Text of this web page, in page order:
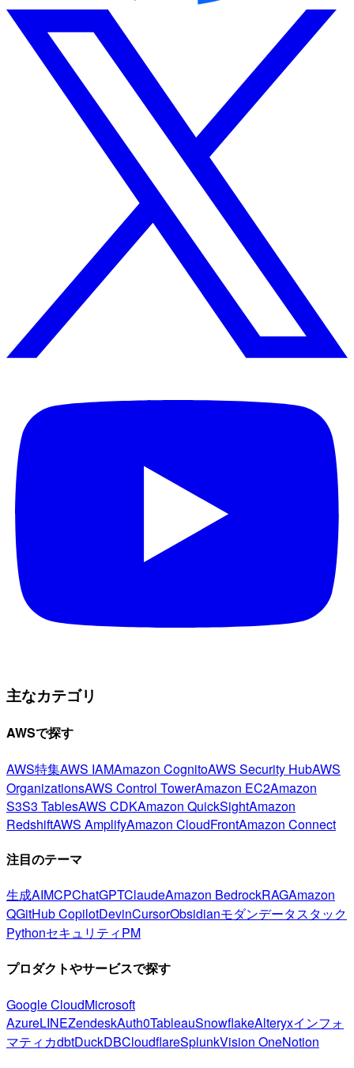
主なカテゴリ
AWSで探す
AWS特集AWS IAMAmazon CognitoAWS Security HubAWS
OrganizationsAWS Control TowerAmazon EC2Amazon
S3S3 TablesAWS CDKAmazon QuickSightAmazon
RedshiftAWS AmplifyAmazon CloudFrontAmazon Connect
注目のテーマ
生成AIMCPChatGPTClaudeAmazon BedrockRAGAmazon
QGitHub CopilotDevinCursorObsidianモダンデータスタック
PythonセキュリティPM
プロダクトやサービスで探す
Google CloudMicrosoft
AzureLINEZendeskAuth0TableauSnowflakeAlteryxインフォ
マティカdbtDuckDBCloudflareSplunkVision OneNotion